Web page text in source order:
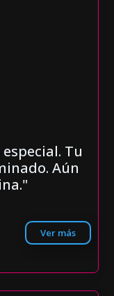
Tu
Aún
Ver más